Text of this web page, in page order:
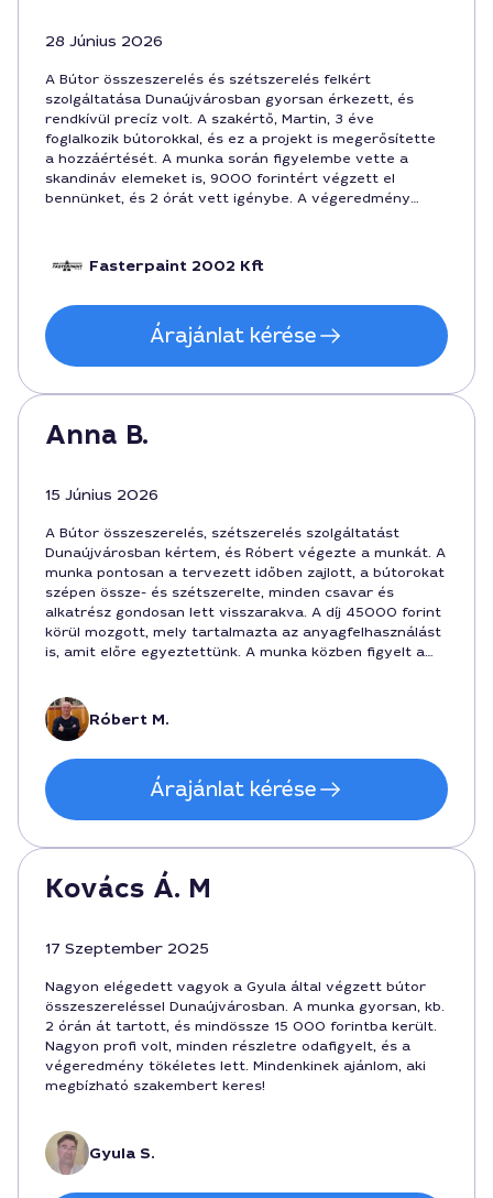
28 Június 2026
A Bútor összeszerelés és szétszerelés felkért
szolgáltatása Dunaújvárosban gyorsan érkezett, és
rendkívül precíz volt. A szakértő, Martin, 3 éve
foglalkozik bútorokkal, és ez a projekt is megerősítette
a hozzáértését. A munka során figyelembe vette a
skandináv elemeket is, 9000 forintért végzett el
bennünket, és 2 órát vett igénybe. A végeredmény
összeszerelésre Dunaújvárosban.
Fasterpaint 2002 Kft
Árajánlat kérése
Anna B.
15 Június 2026
A Bútor összeszerelés, szétszerelés szolgáltatást
Dunaújvárosban kértem, és Róbert végezte a munkát. A
munka pontosan a tervezett időben zajlott, a bútorokat
szépen össze- és szétszerelte, minden csavar és
alkatrész gondosan lett visszarakva. A díj 45000 forint
körül mozgott, mely tartalmazta az anyagfelhasználást
is, amit előre egyeztettünk. A munka közben figyelt a
Dunaújvárosban, ha valaki gyors és megbízható
szakembert keres.
Róbert M.
Árajánlat kérése
Kovács Á. M
17 Szeptember 2025
Nagyon elégedett vagyok a Gyula által végzett bútor
összeszereléssel Dunaújvárosban. A munka gyorsan, kb.
2 órán át tartott, és mindössze 15 000 forintba került.
Nagyon profi volt, minden részletre odafigyelt, és a
végeredmény tökéletes lett. Mindenkinek ajánlom, aki
megbízható szakembert keres!
Gyula S.